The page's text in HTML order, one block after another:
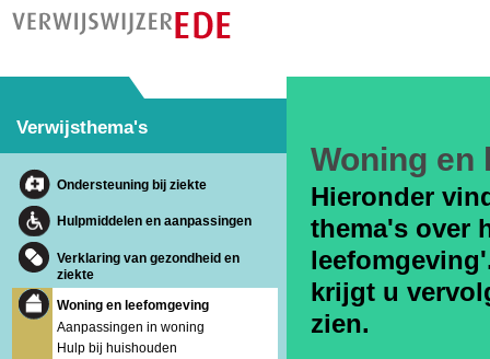
Verwijsthema's
Ondersteuning bij ziekte
Hulpmiddelen en aanpassingen
Verklaring van gezondheid en
ziekte
Woning en leefomgeving
Aanpassingen in woning
Hulp bij huishouden
Woning en
Hieronder
thema's over
krijgt u
zien.